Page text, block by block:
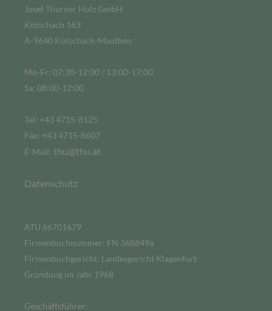
Josef Thurner Holz GmbH
Kötschach 163
A-9640 Kötschach-Mauthen
Mo-Fr: 07:30-12:00 / 13:00-17:00
Sa: 08:00-12:00
Tel: +43 4715-8125
Fax: +43 4715-8607
E-Mail: thu@thu.at
Datenschutz
ATU 66701679
Firmenbuchnummer: FN 368849a
Firmenbuchgericht: Landesgericht Klagenfurt
Gründung im Jahr 1968
Geschäftsführer: